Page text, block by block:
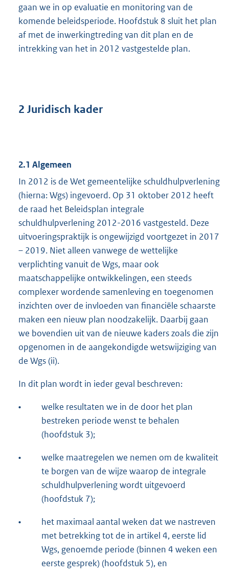
gaan we in op evaluatie en monitoring van de
komende beleidsperiode. Hoofdstuk 8 sluit het plan
af met de inwerkingtreding van dit plan en de
intrekking van het in 2012 vastgestelde plan.
2 Juridisch kader
2.1 Algemeen
In 2012 is de Wet gemeentelijke schuldhulpverlening
(hierna: Wgs) ingevoerd. Op 31 oktober 2012 heeft
de raad het Beleidsplan integrale
schuldhulpverlening 2012-2016 vastgesteld. Deze
uitvoeringspraktijk is ongewijzigd voortgezet in 2017
– 2019. Niet alleen vanwege de wettelijke
verplichting vanuit de Wgs, maar ook
maatschappelijke ontwikkelingen, een steeds
complexer wordende samenleving en toegenomen
inzichten over de invloeden van financiële schaarste
maken een nieuw plan noodzakelijk. Daarbij gaan
we bovendien uit van de nieuwe kaders zoals die zijn
opgenomen in de aangekondigde wetswijziging van
de Wgs (ii).
In dit plan wordt in ieder geval beschreven:
•
welke resultaten we in de door het plan
bestreken periode wenst te behalen
(hoofdstuk 3);
•
welke maatregelen we nemen om de kwaliteit
te borgen van de wijze waarop de integrale
schuldhulpverlening wordt uitgevoerd
(hoofdstuk 7);
•
het maximaal aantal weken dat we nastreven
met betrekking tot de in artikel 4, eerste lid
Wgs, genoemde periode (binnen 4 weken een
eerste gesprek) (hoofdstuk 5), en